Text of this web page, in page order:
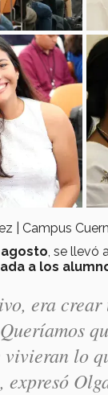
| Campus
agosto, se llevó
a los
era crear
vivieran lo
expresó